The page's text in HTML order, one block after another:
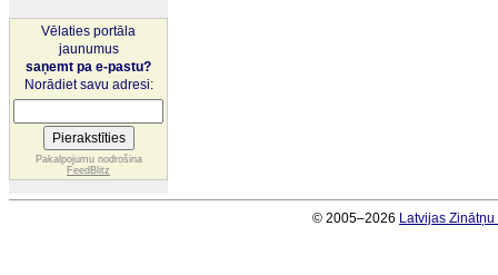
Vēlaties portāla
jaunumus
saņemt pa e-pastu?
Norādiet savu adresi:
Pakalpojumu nodrošina
FeedBlitz
© 2005–2026 Latvijas